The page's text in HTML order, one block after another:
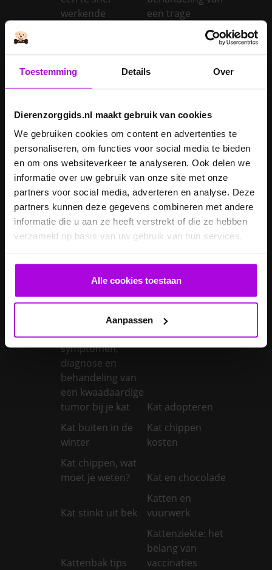
Toestemming Details Over
Dierenzorggids.nl maakt gebruik van cookies
We gebruiken cookies om content en advertenties te
personaliseren, om functies voor social media te bieden
en om ons websiteverkeer te analyseren. Ook delen we
informatie over uw gebruik van onze site met onze
partners voor social media, adverteren en analyse. Deze
partners kunnen deze gegevens combineren met andere
informatie die u aan ze heeft verstrekt of die ze hebben
verzameld op basis van uw gebruik van hun services.
Alle cookies toestaan
Aanpassen
werkende
een trage
Inentingen hond
Is een kerstboom
honden?
Je cavia verzorgen diarree
Je hond wordt
geopereerd – wat
kan je
verwachten?
Je kat naar een
pension brengen
Je kat wordt
geopereerd – wat
kan je
verwachten?
Je kater laten
castreren
Je konijn laten
castreren
Je konijn laten
steriliseren
Je konijnen
Kanker bij katten:
symptomen,
diagnose en
behandeling van
een kwaadaardige
tumor bij je kat
Kat adopteren
Kat buiten in de
winter
Kat chippen
kosten
Kat chippen, wat
moet je weten?
Kat en chocolade
Kat stinkt uit bek
Katten en
vuurwerk
Kattenbak tips
Kattenziekte: het
belang van
vaccinaties